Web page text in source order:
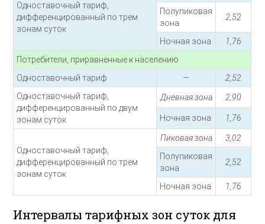
Одноставочный тариф,
дифференцированный по трем
зонам суток
Полупиковая
зона
2,52
Ночная зона
1,76
Потребители, приравненные к населению
Одноставочный тариф
—
2,52
Одноставочный тариф,
дифференцированный по двум
зонам суток
Дневная зона 2,90
Ночная зона 1,76
Одноставочный тариф,
дифференцированный по трем
зонам суток
Пиковая зона
3,02
Полупиковая
зона
2,52
Ночная зона 1,76
Интервалы тарифных зон суток для